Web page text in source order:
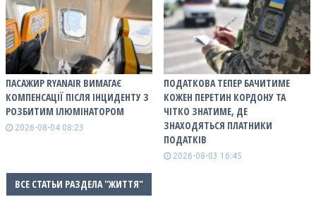
ПАСАЖИР RYANAIR ВИМАГАЄ
КОМПЕНСАЦІЇ ПІСЛЯ ІНЦИДЕНТУ З
РОЗБИТИМ ІЛЮМІНАТОРОМ
2026-08-04 08:23
ПОДАТКОВА ТЕПЕР БАЧИТИМЕ
КОЖЕН ПЕРЕТИН КОРДОНУ ТА
ЧІТКО ЗНАТИМЕ, ДЕ
ЗНАХОДЯТЬСЯ ПЛАТНИКИ
ПОДАТКІВ
2026-08-03 16:45
ВСЕ СТАТЬИ РАЗДЕЛА "ЖИТТЯ"